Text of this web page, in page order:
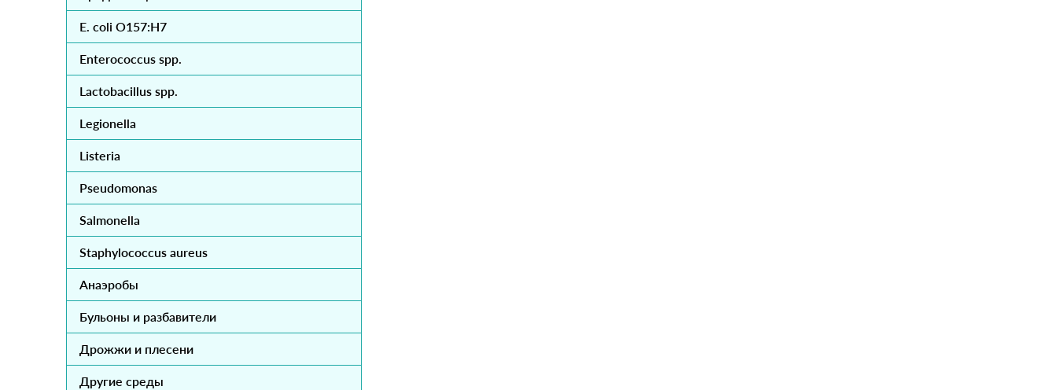
E. coli O157:H7
Enterococcus spp.
Lactobacillus spp.
Legionella
Listeria
Pseudomonas
Salmonella
Staphylococcus aureus
Анаэробы
Бульоны и разбавители
Дрожжи и плесени
Другие среды